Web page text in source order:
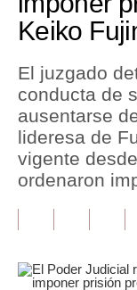
Perú
Política
Tu Dinero
Finanzas
Inmobiliarias
Plus G
Editorial
Keiko
El juzgado
conducta de
ausentarse
lideresa de
vigente
ordenaron